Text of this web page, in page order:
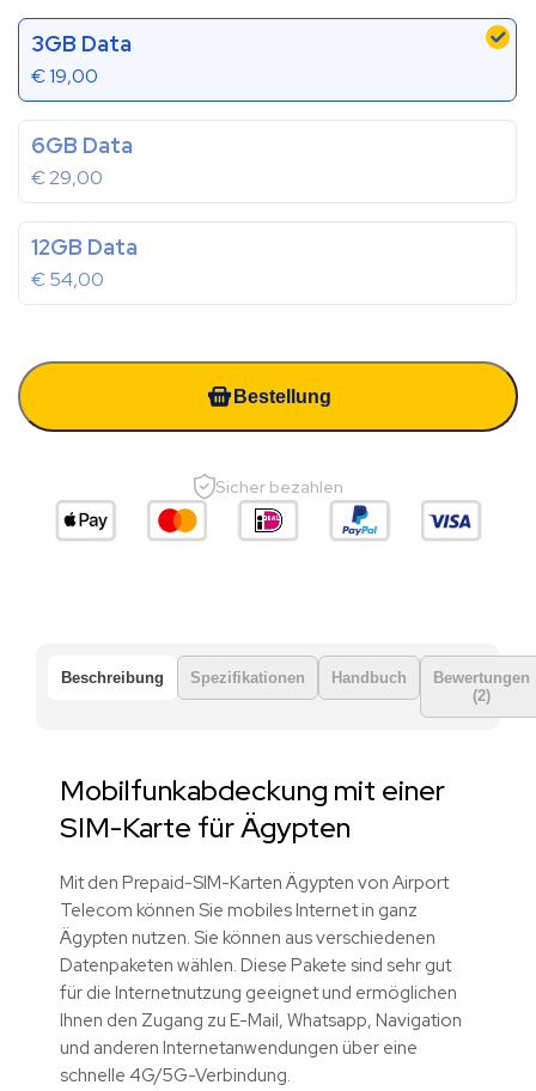
3GB Data
€19,00
6GB Data
€29,00
12GB Data
€54,00
Bestellung
Sicher bezahlen
Beschreibung Spezifikationen Handbuch
Bewertungen
(2)
Mobilfunkabdeckung mit einer
SIM-Karte für Ägypten
Mit den Prepaid-SIM-Karten Ägypten von Airport
Telecom können Sie mobiles Internet in ganz
Ägypten nutzen. Sie können aus verschiedenen
Datenpaketen wählen. Diese Pakete sind sehr gut
für die Internetnutzung geeignet und ermöglichen
Ihnen den Zugang zu E-Mail, Whatsapp, Navigation
und anderen Internetanwendungen über eine
schnelle 4G/5G-Verbindung.